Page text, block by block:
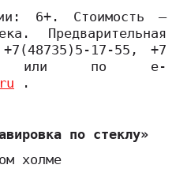
6+. Стоимость –
Предварительная
17-55, +7
или по e-
.
по стеклу»
холме